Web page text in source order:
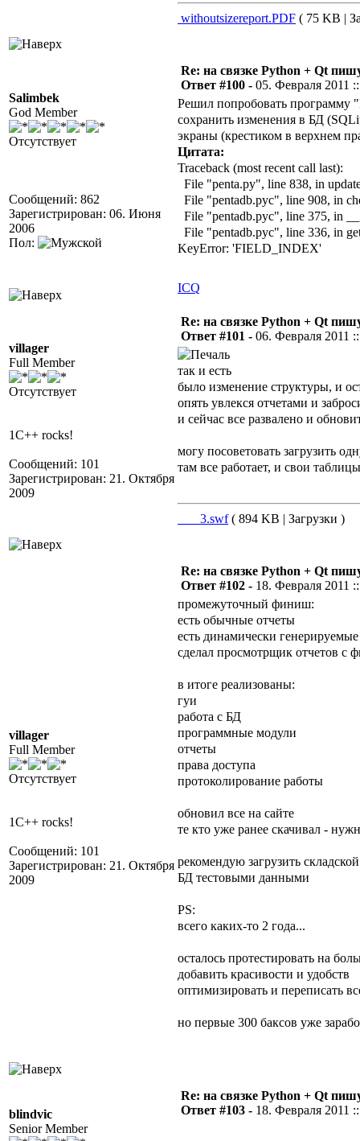
withoutsizereport.PDF ( 75 KB |
Salimbek
God Member
Отсутствует
Сообщений: 862
Зарегистрирован: 06. Июня
2006
Пол:
Re: на связке Python + Qt
Ответ #100 - 05. Февраля 2011
Решил попробовать программу
сохранить изменения в БД
экраны (крестиком в верхнем
Цитата:
Traceback (most recent call last):
File "penta.py", line 838, in
File "pentadb.pyc", line 908, in
File "pentadb.pyc", line 375, in
File "pentadb.pyc", line 336, in
KeyError: 'FIELD_INDEX'
ICQ
villager
Full Member
Отсутствует
1C++ rocks!
Сообщений: 101
Зарегистрирован: 21. Октября
2009
Re: на связке Python + Qt
Ответ #101 - 06. Февраля 2011
так и есть
было изменение структуры, и
опять увлекся отчетами и
и сейчас все развалено и
могу посоветовать загрузить
там все работает, и свои
___3.swf( 894 KB | Загрузки )
villager
Full Member
Отсутствует
1C++ rocks!
Сообщений: 101
Зарегистрирован: 21. Октября
2009
Re: на связке Python + Qt
Ответ #102 - 18. Февраля 2011
промежуточный финиш:
есть обычные отчеты
есть динамически
сделал просмотрщик отчетов с
в итоге реализованы:
гуи
работа с БД
программные модули
отчеты
права доступа
протоколирование работы
обновил все на сайте
те кто уже ранее скачивал -
рекомендую загрузить
БД тестовыми данными
PS:
всего каких-то 2 года...
осталось протестировать на
добавить красивости и удобств
оптимизировать и переписать
но первые 300 баксов уже
blindvic
Senior Member
Re: на связке Python + Qt
Ответ #103 - 18. Февраля 2011